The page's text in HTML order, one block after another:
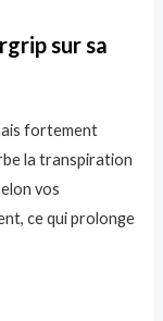
sur sa
fortement
la transpiration
vos
ce qui prolonge